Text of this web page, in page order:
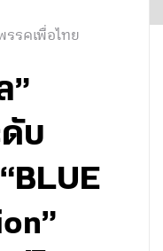
รรคเพื่อไทย
”
บ